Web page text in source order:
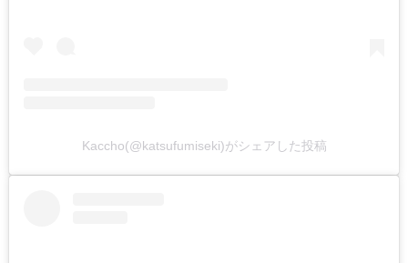
Kaccho(@katsufumiseki)がシェアした投稿